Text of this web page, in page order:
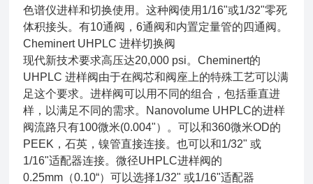
色谱仪进样和切换使用。这种阀使用1/16"或1/32"零死
体积接头。有10通阀，6通阀和内置定量管的四通阀。
Cheminert UHPLC 进样切换阀
现代新技术要求高压达20,000 psi。Cheminert的
UHPLC 进样阀由于在阀芯和阀座上的特殊工艺可以满
足这个要求。进样阀可以用不同的组合，包括垂直进
样，以满足不同的需求。Nanovolume UHPLC的进样
阀流路只有100微米(0.004"）。可以和360微米OD的
PEEK，石英，镍管直接连接。也可以和1/32" 或
1/16"适配器连接。微径UHPLC进样阀的
0.25mm（0.10“）可以选择1/32" 或1/16"适配器